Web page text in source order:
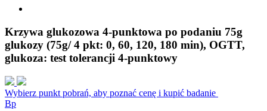
Krzywa glukozowa 4-punktowa po podaniu 75g
glukozy (75g/ 4 pkt: 0, 60, 120, 180 min), OGTT,
glukoza: test tolerancji 4-punktowy
Wybierz punkt pobrań, aby poznać cenę i kupić badanie
Bp